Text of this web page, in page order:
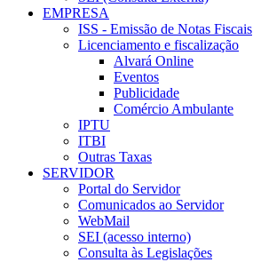
EMPRESA
ISS - Emissão de Notas Fiscais
Licenciamento e fiscalização
Alvará Online
Eventos
Publicidade
Comércio Ambulante
IPTU
ITBI
Outras Taxas
SERVIDOR
Portal do Servidor
Comunicados ao Servidor
WebMail
SEI (acesso interno)
Consulta às Legislações